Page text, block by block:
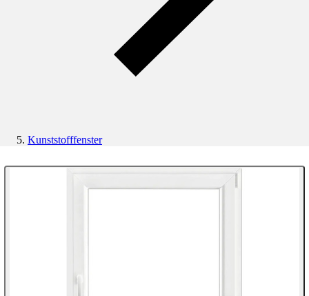
Kunststofffenster